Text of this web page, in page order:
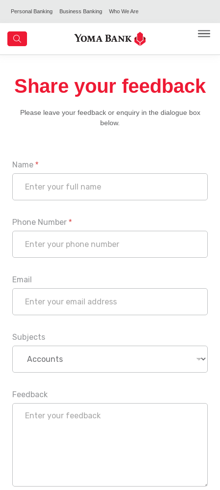
Personal Banking Business Banking Who We Are
Share your feedback
Please leave your feedback or enquiry in the dialogue box
below.
Name *
Phone Number *
Email
Subjects
Feedback